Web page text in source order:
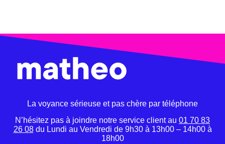
La voyance sérieuse et pas chère par téléphone
N’hésitez pas à joindre notre service client au 01 70 83
26 08du Lundi au Vendredi de 9h30 à 13h00 – 14h00 à
18h00